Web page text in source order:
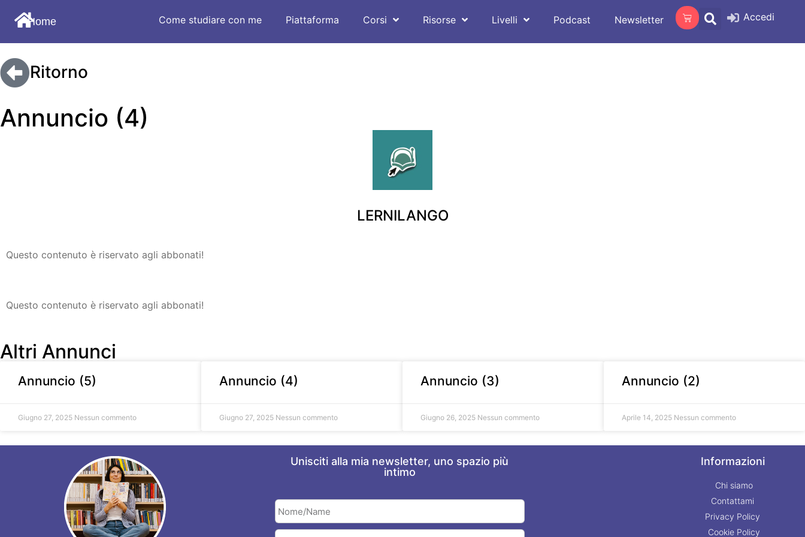
Home Come studiare con me Piattaforma Corsi Risorse Livelli Podcast Newsletter Accedi
Ritorno
Annuncio (4)
LERNILANGO
Questo contenuto è riservato agli abbonati!
Questo contenuto è riservato agli abbonati!
Altri Annunci
Annuncio (5)
Giugno 27, 2025 Nessun commento
Annuncio (4)
Giugno 27, 2025 Nessun commento
Annuncio (3)
Giugno 26, 2025 Nessun commento
Annuncio (2)
Aprile 14, 2025 Nessun commento
Unisciti alla mia newsletter, uno spazio più
intimo
Informazioni
Chi siamo
Contattami
Privacy Policy
Cookie Policy